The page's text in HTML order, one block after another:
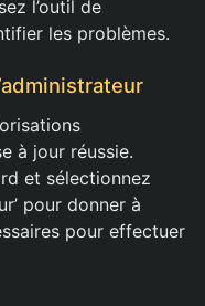
l’outil de
les problèmes.
à jour réussie.
et sélectionnez
pour donner à
pour effectuer